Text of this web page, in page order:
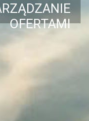
OFERTAMI